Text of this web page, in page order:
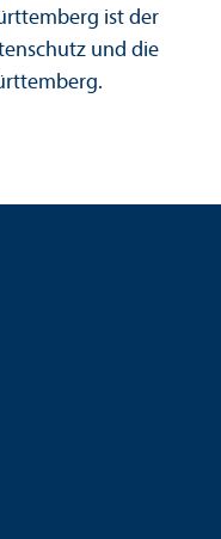
ist der
und die